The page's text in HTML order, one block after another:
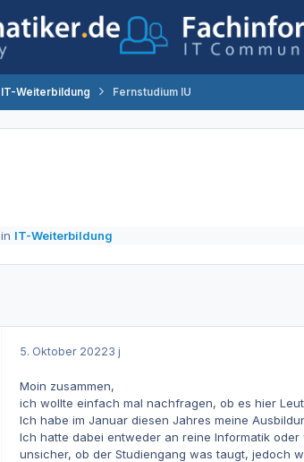
IT-Weiterbildung Fernstudium IU
in IT-Weiterbildung
5. Oktober 20223 j
Moin zusammen,
ich wollte einfach mal nachfragen, ob es hier
Ich habe im Januar diesen Jahres meine
Ich hatte dabei entweder an reine Informatik
unsicher, ob der Studiengang was taugt, jedoch